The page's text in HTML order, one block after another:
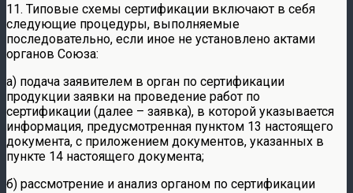
11. Типовые схемы сертификации включают в себя
следующие процедуры, выполняемые
последовательно, если иное не установлено актами
органов Союза:
а) подача заявителем в орган по сертификации
продукции заявки на проведение работ по
сертификации (далее – заявка), в которой указывается
информация, предусмотренная пунктом 13 настоящего
документа, с приложением документов, указанных в
пункте 14 настоящего документа;
б) рассмотрение и анализ органом по сертификации